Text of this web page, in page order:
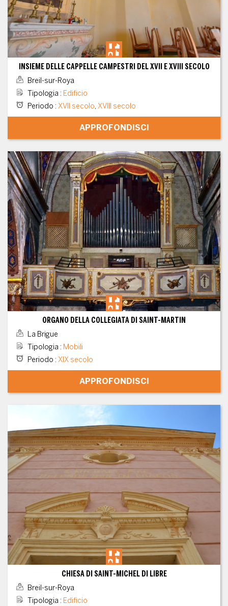
INSIEME DELLE CAPPELLE CAMPESTRI DEL XVII E XVIII SECOLO
Breil-sur-Roya
Tipologia : Edificio
Periodo : XVII secolo, XVIII secolo
APPROFONDISCI
ORGANO DELLA COLLEGIATA DI SAINT-MARTIN
La Brigue
Tipologia : Mobili
Periodo : XIX secolo
APPROFONDISCI
CHIESA DI SAINT-MICHEL DI LIBRE
Breil-sur-Roya
Tipologia : Edificio